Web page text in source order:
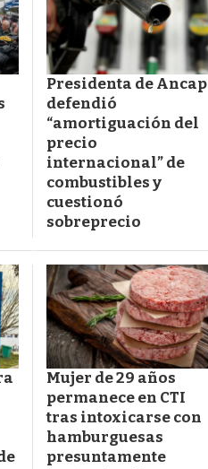
Presidenta de Ancap
defendió
“amortiguación del
precio
internacional” de
combustibles y
cuestionó
sobreprecio
Mujer de 29 años
permanece en CTI
tras intoxicarse con
hamburguesas
presuntamente